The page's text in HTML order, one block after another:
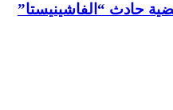
حادث “الفاشينيستا”